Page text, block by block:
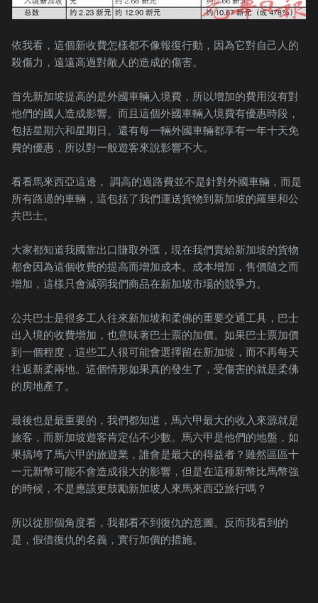
依我看，這個新收費怎樣都不像報復行動，因為它對自己人的
殺傷力，遠遠高過對敵人的造成的傷害。
首先新加坡提高的是外國車輛入境費，所以增加的費用沒有對
他們的國人造成影響。而且這個外國車輛入境費有優惠時段，
包括星期六和星期日。還有每一輛外國車輛都享有一年十天免
費的優惠，所以對一般遊客來說影響不大。
看看馬來西亞這邊， 調高的過路費並不是針對外國車輛，而是
所有路過的車輛，這包括了我們運送貨物到新加坡的羅里和公
共巴士。
大家都知道我國靠出口賺取外匯，現在我們賣給新加坡的貨物
都會因為這個收費的提高而增加成本。成本增加，售價隨之而
增加，這樣只會減弱我們商品在新加坡市場的競爭力。
公共巴士是很多工人往來新加坡和柔佛的重要交通工具，巴士
出入境的收費增加，也意味著巴士票的加價。如果巴士票加價
到一個程度，這些工人很可能會選擇留在新加坡，而不再每天
往返新柔兩地。這個情形如果真的發生了，受傷害的就是柔佛
的房地產了。
最後也是最重要的，我們都知道，馬六甲最大的收入來源就是
旅客，而新加坡遊客肯定佔不少數。馬六甲是他們的地盤，如
果搞垮了馬六甲的旅遊業，誰會是最大的得益者？雖然區區十
一元新幣可能不會造成很大的影響，但是在這種新幣比馬幣強
的時候，不是應該更鼓勵新加坡人來馬來西亞旅行嗎？
所以從那個角度看，我都看不到復仇的意圖。反而我看到的
是，假借復仇的名義，實行加價的措施。